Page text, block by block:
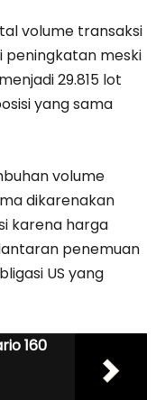
volume transaksi
peningkatan meski
29.815 lot
yang sama
volume
dikarenakan
karena harga
penemuan
US yang
160